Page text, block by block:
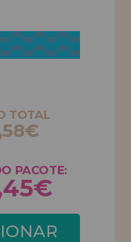
TOTAL
PACOTE: